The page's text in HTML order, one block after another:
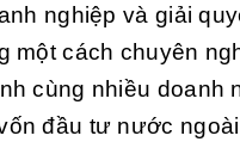
nghiệp và giải
một cách chuyên
cùng nhiều doanh
đầu tư nước